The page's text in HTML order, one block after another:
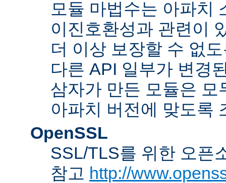
모듈 마법수는 아파치
이진호환성과 관련이
더 이상 보장할 수 없
다른 API 일부가 변경
삼자가 만든 모듈은
아파치 버전에 맞도록
OpenSSL
SSL/TLS를 위한 오픈
참고 http://